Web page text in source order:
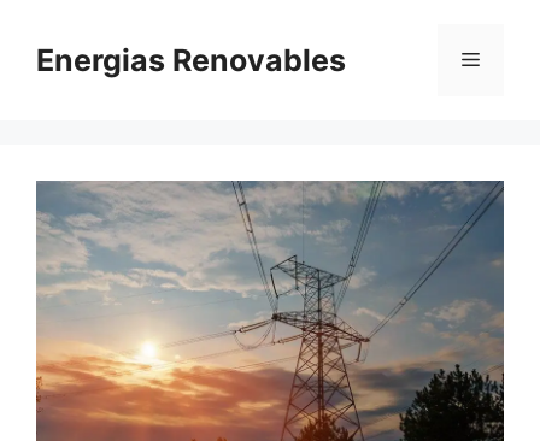
contenido
Energias Renovables Menú